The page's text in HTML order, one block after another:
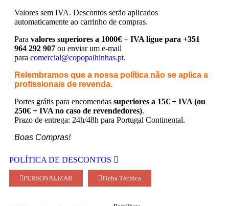
Valores sem IVA. Descontos serão aplicados
automaticamente ao carrinho de compras.
Para valores superiores a 1000€ + IVA ligue para +351
964 292 907 ou enviar um e-mail
para comercial@copopalhinhas.pt.
Relembramos que a nossa política não se aplica a
profissionais de revenda.
Portes grátis para encomendas superiores a 15€ + IVA (ou
250€ + IVA no caso de revendedores).
Prazo de entrega: 24h/48h para Portugal Continental.
Boas Compras!
POLÍTICA DE DESCONTOS
PERSONALIZAR Ficha Técnica